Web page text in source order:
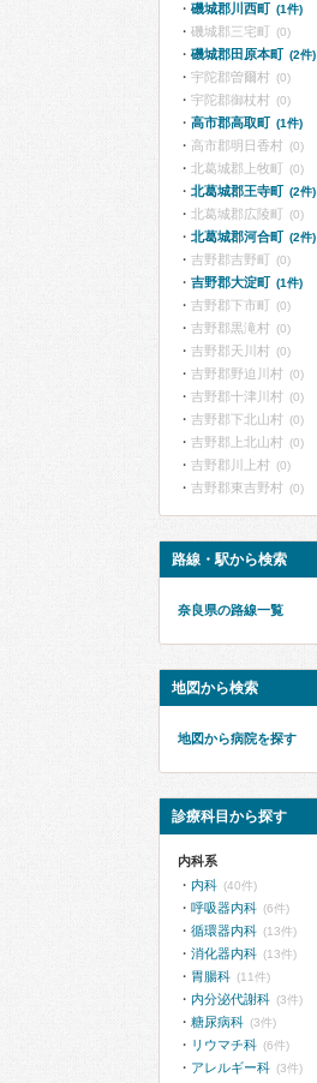
磯城郡川西町 (1件)
磯城郡三宅町 (0)
磯城郡田原本町 (2件)
宇陀郡曽爾村 (0)
宇陀郡御杖村 (0)
高市郡高取町 (1件)
高市郡明日香村 (0)
北葛城郡上牧町 (0)
北葛城郡王寺町 (2件)
北葛城郡広陵町 (0)
北葛城郡河合町 (2件)
吉野郡吉野町 (0)
吉野郡大淀町 (1件)
吉野郡下市町 (0)
吉野郡黒滝村 (0)
吉野郡天川村 (0)
吉野郡野迫川村 (0)
吉野郡十津川村 (0)
吉野郡下北山村 (0)
吉野郡上北山村 (0)
吉野郡川上村 (0)
吉野郡東吉野村 (0)
路線・駅から検索
奈良県の路線一覧
地図から検索
地図から病院を探す
診療科目から探す
内科系
内科 (40件)
呼吸器内科 (6件)
循環器内科 (13件)
消化器内科 (13件)
胃腸科 (11件)
内分泌代謝科 (3件)
糖尿病科 (3件)
リウマチ科 (6件)
アレルギー科 (3件)